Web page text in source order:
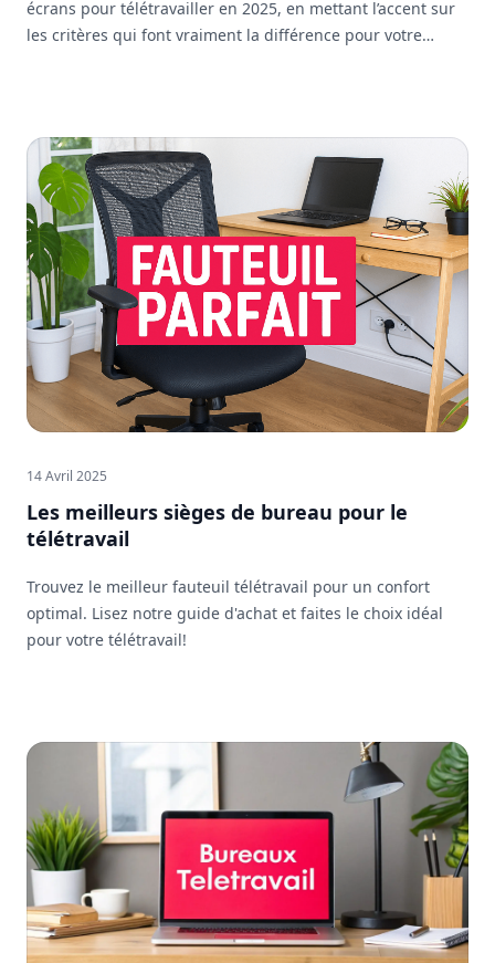
écrans pour télétravailler en 2025, en mettant l’accent sur
les critères qui font vraiment la différence pour votre
14 Avril 2025
Les meilleurs sièges de bureau pour le
télétravail
Trouvez le meilleur fauteuil télétravail pour un confort
optimal. Lisez notre guide d'achat et faites le choix idéal
pour votre télétravail!